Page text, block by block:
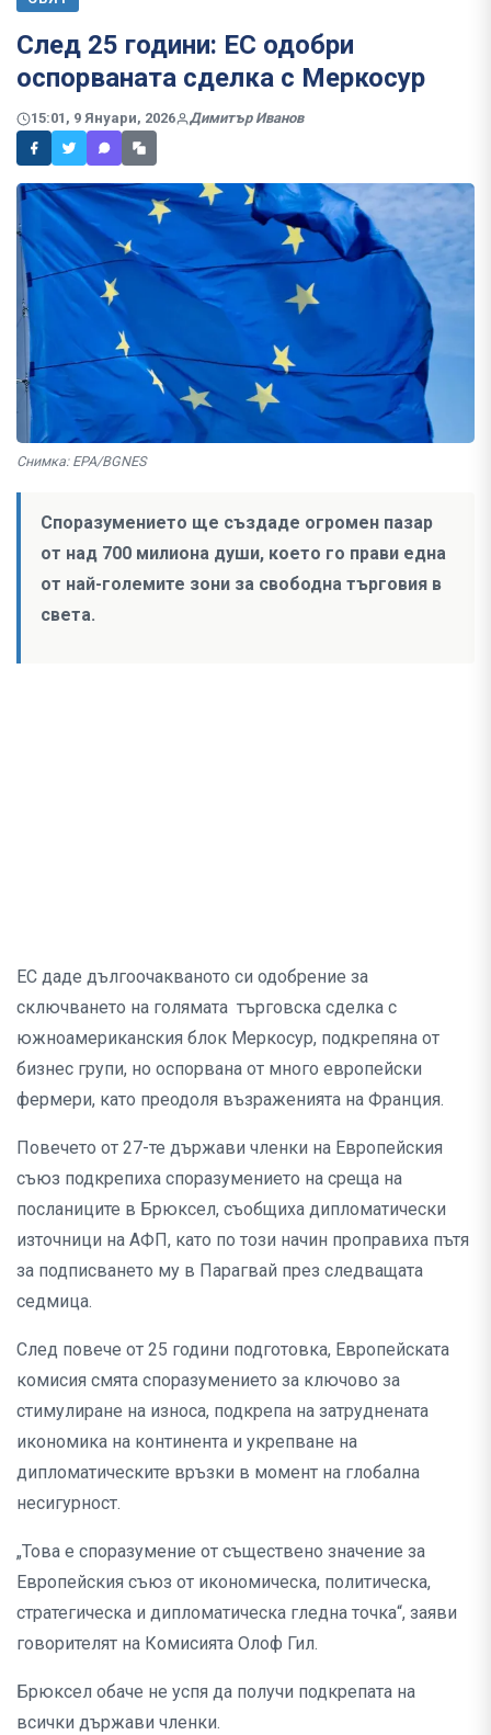
След 25 години: ЕС одобри
оспорваната сделка с Меркосур
15:01, 9 Януари, 2026 Димитър Иванов
Снимка: EPA/BGNES
Споразумението ще създаде огромен пазар
от над 700 милиона души, което го прави една
от най-големите зони за свободна търговия в
света.
ЕС даде дългоочакваното си одобрение за
сключването на голямата търговска сделка с
южноамериканския блок Меркосур, подкрепяна от
бизнес групи, но оспорвана от много европейски
фермери, като преодоля възраженията на Франция.
Повечето от 27-те държави членки на Европейския
съюз подкрепиха споразумението на среща на
посланиците в Брюксел, съобщиха дипломатически
източници на АФП, като по този начин проправиха пътя
за подписването му в Парагвай през следващата
седмица.
След повече от 25 години подготовка, Европейската
комисия смята споразумението за ключово за
стимулиране на износа, подкрепа на затруднената
икономика на континента и укрепване на
дипломатическите връзки в момент на глобална
несигурност.
„Това е споразумение от съществено значение за
Европейския съюз от икономическа, политическа,
стратегическа и дипломатическа гледна точка“, заяви
говорителят на Комисията Олоф Гил.
Брюксел обаче не успя да получи подкрепата на
всички държави членки.